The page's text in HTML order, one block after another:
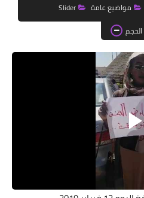
خواطر بالفصحى
خواطر قصصية
صور
علوم وبحوث
فيديو
مجرد راى
منوعات
مواضيع عامة
مواضيع عامة
Slider
الحجم